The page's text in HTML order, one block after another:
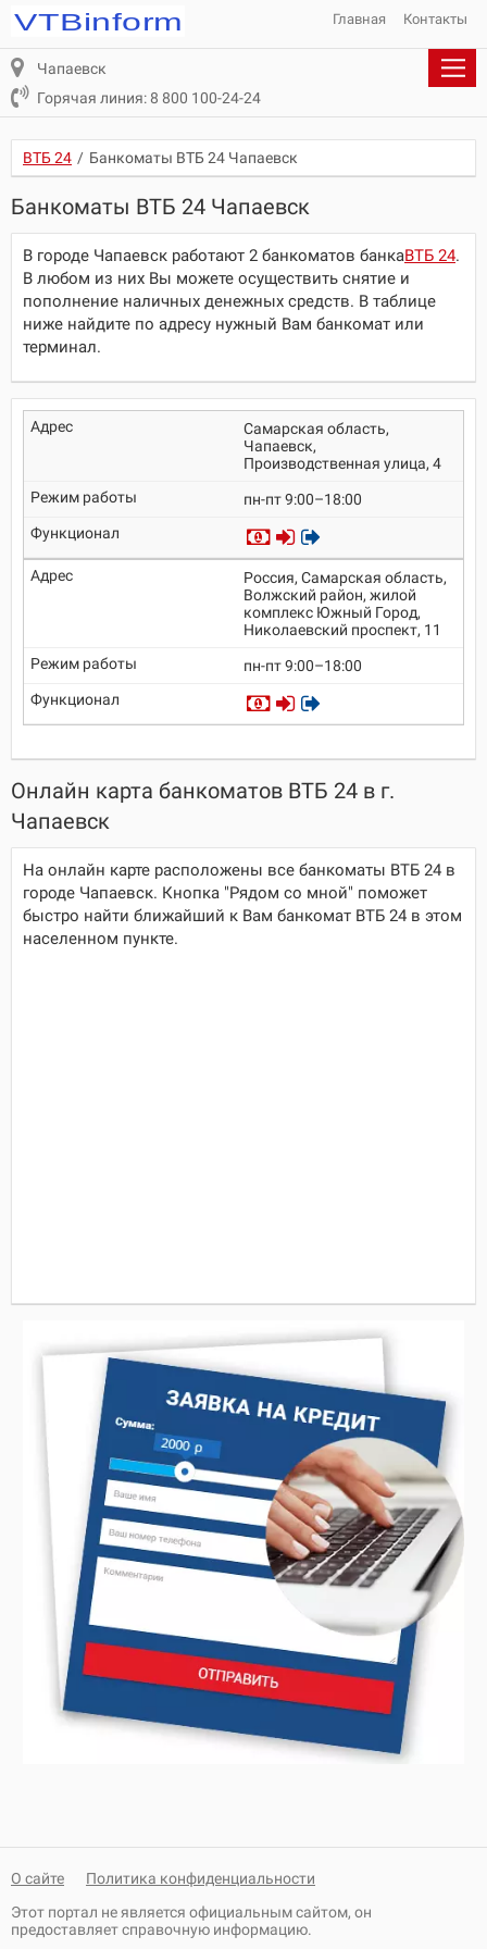
Главная Контакты
Чапаевск
Горячая линия: 8 800 100-24-24
ВТБ 24 / Банкоматы ВТБ 24 Чапаевск
Банкоматы ВТБ 24 Чапаевск
В городе Чапаевск работают 2 банкоматов банкаВТБ 24.
В любом из них Вы можете осуществить снятие и
пополнение наличных денежных средств. В таблице
ниже найдите по адресу нужный Вам банкомат или
терминал.
Самарская область,
Чапаевск,
Производственная улица, 4
пн-пт 9:00–18:00
Россия, Самарская область,
Волжский район, жилой
комплекс Южный Город,
Николаевский проспект, 11
пн-пт 9:00–18:00
Онлайн карта банкоматов ВТБ 24 в г.
Чапаевск
На онлайн карте расположены все банкоматы ВТБ 24 в
городе Чапаевск. Кнопка "Рядом со мной" поможет
быстро найти ближайший к Вам банкомат ВТБ 24 в этом
населенном пункте.
О сайте
Политика конфиденциальности
Этот портал не является официальным сайтом, он
предоставляет справочную информацию.